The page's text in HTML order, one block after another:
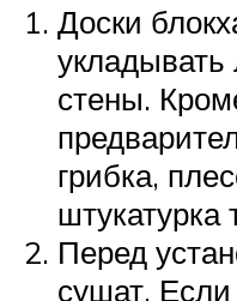
Доски
стены.
грибка,
штукатурка
Перед
сушат. Если